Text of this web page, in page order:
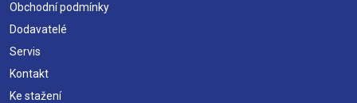
Obchodní podmínky
Dodavatelé
Servis
Kontakt
Ke stažení